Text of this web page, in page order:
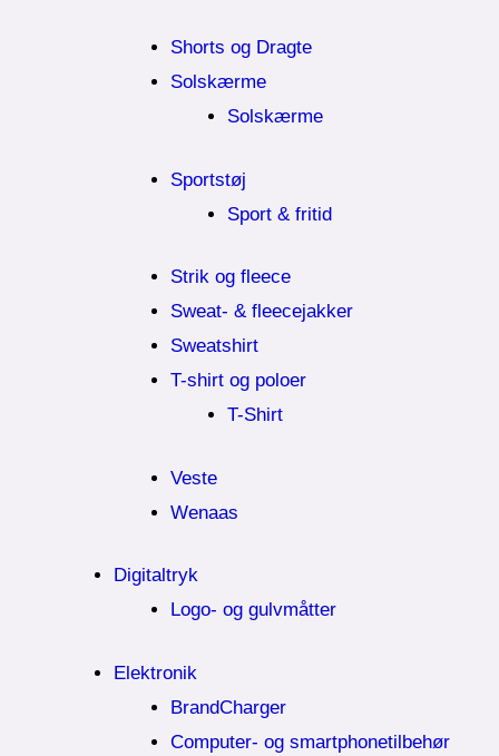
Shorts og Dragte
Solskærme
Solskærme
Sportstøj
Sport & fritid
Strik og fleece
Sweat- & fleecejakker
Sweatshirt
T-shirt og poloer
T-Shirt
Veste
Wenaas
Digitaltryk
Logo- og gulvmåtter
Elektronik
BrandCharger
Computer- og smartphonetilbehør